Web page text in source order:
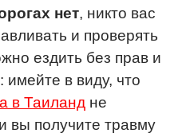
нет, никто вас
и проверять
ездить без прав и
в виду, что
в Таиланд не
вы получите травму